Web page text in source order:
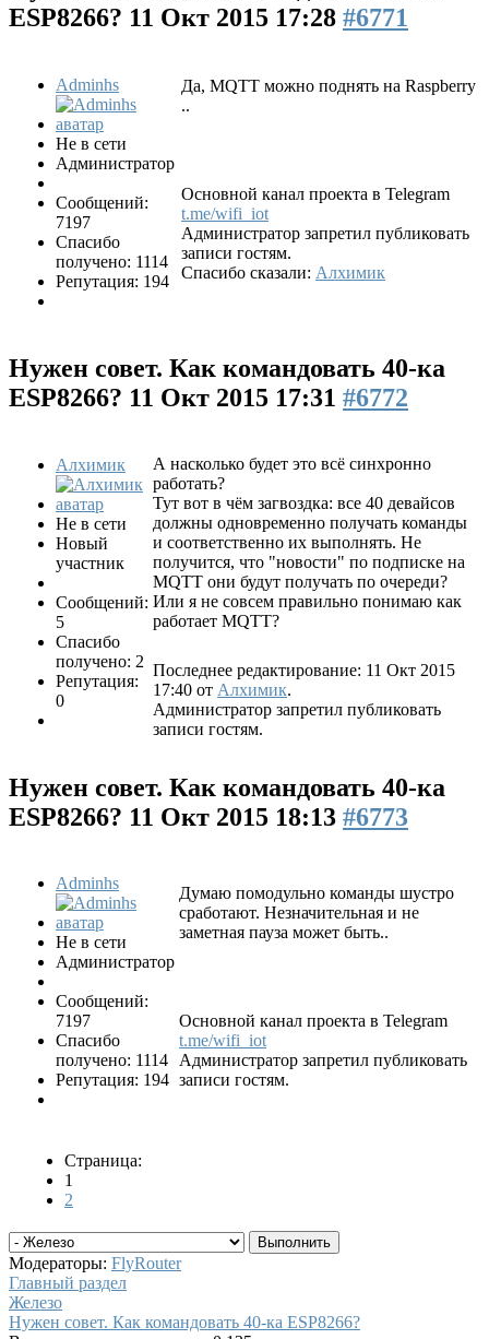
ESP8266? 11 Окт 2015 17:28 #6771
Adminhs
Не в сети
Администратор
Сообщений:
7197
Спасибо
получено: 1114
Репутация: 194
Да, MQTT можно поднять на Raspberry
..
Основной канал проекта в Telegram
t.me/wifi_iot
Администратор запретил публиковать
записи гостям.
Спасибо сказали: Алхимик
Нужен совет. Как командовать 40-ка
ESP8266? 11 Окт 2015 17:31 #6772
Алхимик
Не в сети
Новый
участник
Сообщений:
5
Спасибо
получено: 2
Репутация:
0
А насколько будет это всё синхронно
работать?
Тут вот в чём загвоздка: все 40 девайсов
должны одновременно получать команды
и соответственно их выполнять. Не
получится, что "новости" по подписке на
MQTT они будут получать по очереди?
Или я не совсем правильно понимаю как
работает MQTT?
Последнее редактирование: 11 Окт 2015
17:40 от Алхимик.
Администратор запретил публиковать
записи гостям.
Нужен совет. Как командовать 40-ка
ESP8266? 11 Окт 2015 18:13 #6773
Adminhs
Не в сети
Администратор
Сообщений:
7197
Спасибо
получено: 1114
Репутация: 194
Думаю помодульно команды шустро
сработают. Незначительная и не
заметная пауза может быть..
Основной канал проекта в Telegram
t.me/wifi_iot
Администратор запретил публиковать
записи гостям.
Страница:
1
2
Модераторы: FlyRouter
Главный раздел
Железо
Нужен совет. Как командовать 40-ка ESP8266?